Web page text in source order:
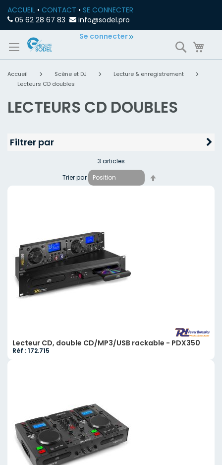
ACCUEIL • CONTACT • SE CONNECTER
05 62 28 67 83
info@sodel.pro
Se connecter
Accueil Scène et DJ
Lecture & enregistrement
Lecteurs CD doubles
LECTEURS CD DOUBLES
3 articles
Trier par
Lecteur CD, double CD/MP3/USB rackable - PDX350
Réf : 172.715
Filtrer par